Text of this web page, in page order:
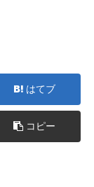
はてブ
コピー